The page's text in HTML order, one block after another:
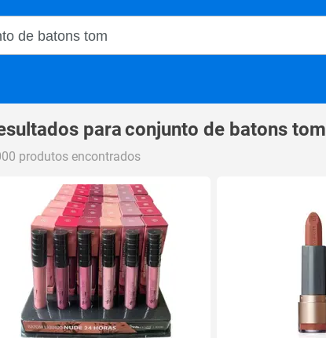
Magalu
paraconjunto de batons tom
produtos encontrados